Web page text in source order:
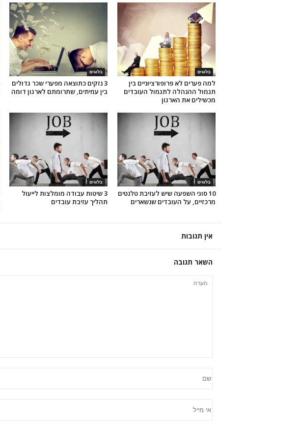
בלוגים
3 נזקים כתוצאה מפערי שכר גדולים
בין עמיתים, שתרומתם לארגון דומה
בלוגים
למה פערים לא פרופורציוניים בין
תגמול ההנהלה לתגמול העובדים
מכשילים את הארגון
בלוגים
3 שיטות עבודה מומלצות לייעול
תהליך עזיבת עובדים
בלוגים
10 סוגי השפעה שיש לעזיבת טלנטים
מרכזיים, על העובדים שנשארים
אין תגובות
השאר תגובה